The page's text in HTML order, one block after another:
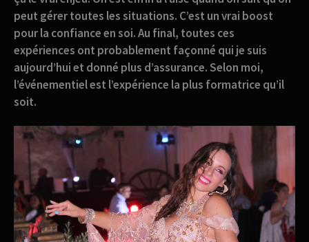
peut gérer toutes les situations. C’est un vrai boost
pour la confiance en soi.Au final, toutes ces
expériences ont probablement façonné qui je suis
aujourd’hui et donné plus d’assurance.Selon moi,
l’événementiel est l’expérience la plus formatrice qu’il
soit.